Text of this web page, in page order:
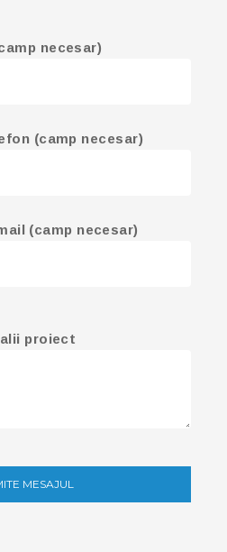
necesar)
(camp necesar)
(camp necesar)
proiect
MESAJUL